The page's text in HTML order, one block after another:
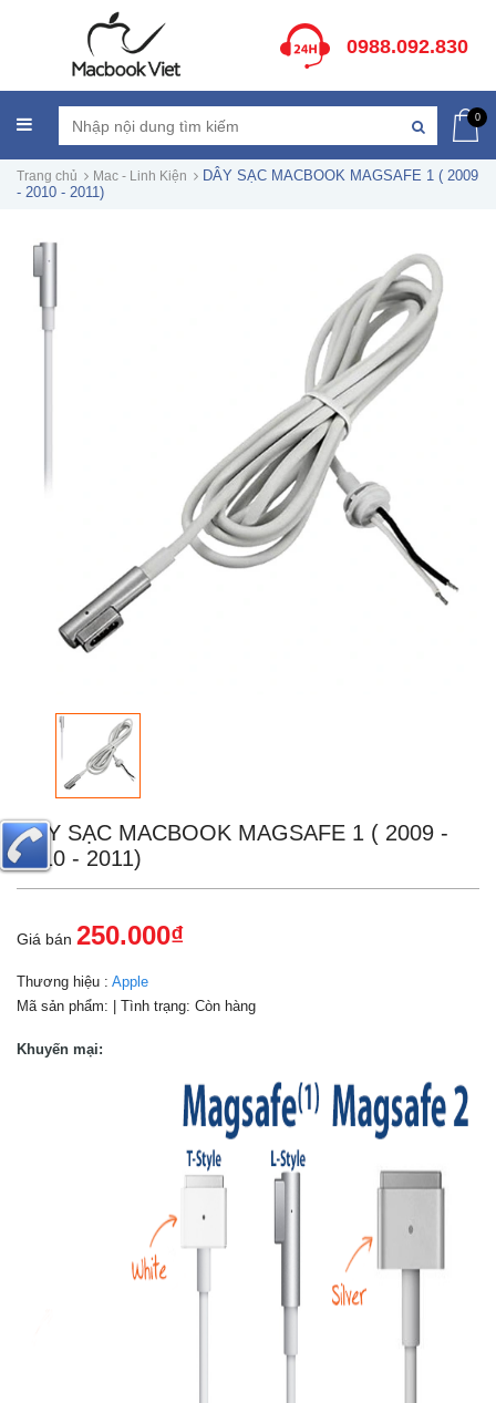
0988.092.830
0
Trang chủ Mac - Linh Kiện
DÂY SẠC MACBOOK MAGSAFE 1 ( 2009
- 2010 - 2011)
DÂY SẠC MACBOOK MAGSAFE 1 ( 2009 -
2010 - 2011)
Giá bán 250.000₫
Thương hiệu : Apple
Mã sản phẩm:
| Tình trạng: Còn hàng
Khuyến mại: